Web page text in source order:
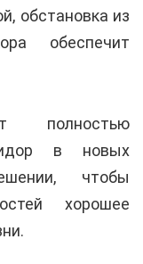
обстановка из
обеспечит
полностью
в новых
чтобы
хорошее